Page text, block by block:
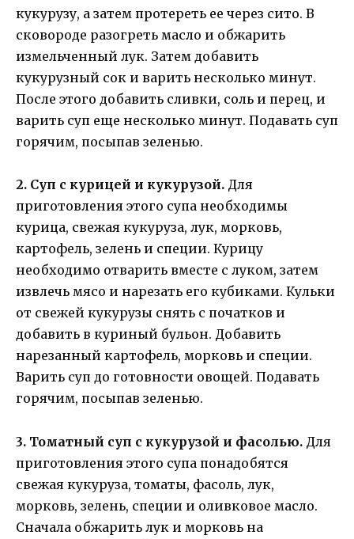
кукурузу, а затем протереть ее через сито. В
сковороде разогреть масло и обжарить
измельченный лук. Затем добавить
кукурузный сок и варить несколько минут.
После этого добавить сливки, соль и перец, и
варить суп еще несколько минут. Подавать суп
горячим, посыпав зеленью.
2. Суп с курицей и кукурузой. Для
приготовления этого супа необходимы
курица, свежая кукуруза, лук, морковь,
картофель, зелень и специи. Курицу
необходимо отварить вместе с луком, затем
извлечь мясо и нарезать его кубиками. Кульки
от свежей кукурузы снять с початков и
добавить в куриный бульон. Добавить
нарезанный картофель, морковь и специи.
Варить суп до готовности овощей. Подавать
горячим, посыпав зеленью.
3. Томатный суп с кукурузой и фасолью. Для
приготовления этого супа понадобятся
свежая кукуруза, томаты, фасоль, лук,
морковь, зелень, специи и оливковое масло.
Сначала обжарить лук и морковь на